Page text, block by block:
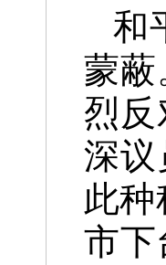
和
蒙蔽
烈
深议
此
市下